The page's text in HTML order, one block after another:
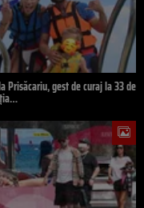
Prisăcariu, gest de curaj la 33 de